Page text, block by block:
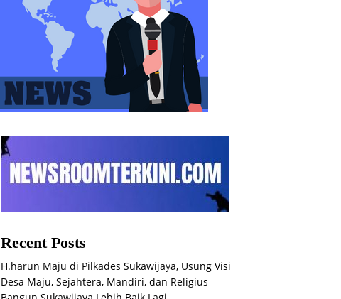
Recent Posts
H.harun Maju di Pilkades Sukawijaya, Usung Visi
Desa Maju, Sejahtera, Mandiri, dan Religius